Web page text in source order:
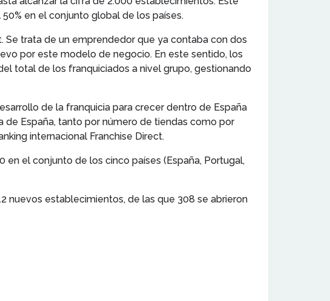
en el conjunto global de los países.
Se trata de un emprendedor que ya contaba con dos
por este modelo de negocio. En este sentido, los
total de los franquiciados a nivel grupo, gestionando
de la franquicia para crecer dentro de España
de España, tanto por número de tiendas como por
internacional Franchise Direct.
en el conjunto de los cinco países (España, Portugal,
nuevos establecimientos, de las que 308 se abrieron